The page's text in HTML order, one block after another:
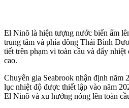
El Ninõ là hiện tượng nước biển ấm
trung tâm và phía đông Thái Bình
tiết trên phạm vi toàn cầu và đẩy
cao.
Chuyên gia Seabrook nhận định năm
lục nhiệt độ được thiết lập vào năm
El Ninõ và xu hướng nóng lên toàn